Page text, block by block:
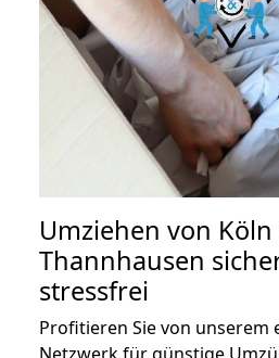
Umziehen von
Thannhausen
stressfrei
Profitieren Sie von unserem